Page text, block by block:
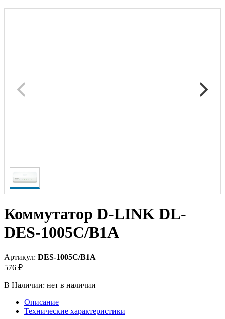
Коммутатор D-LINK DL-
DES-1005C/B1A
Артикул: DES-1005C/B1A
576 ₽
В Наличии: нет в наличии
Описание
Технические характеристики